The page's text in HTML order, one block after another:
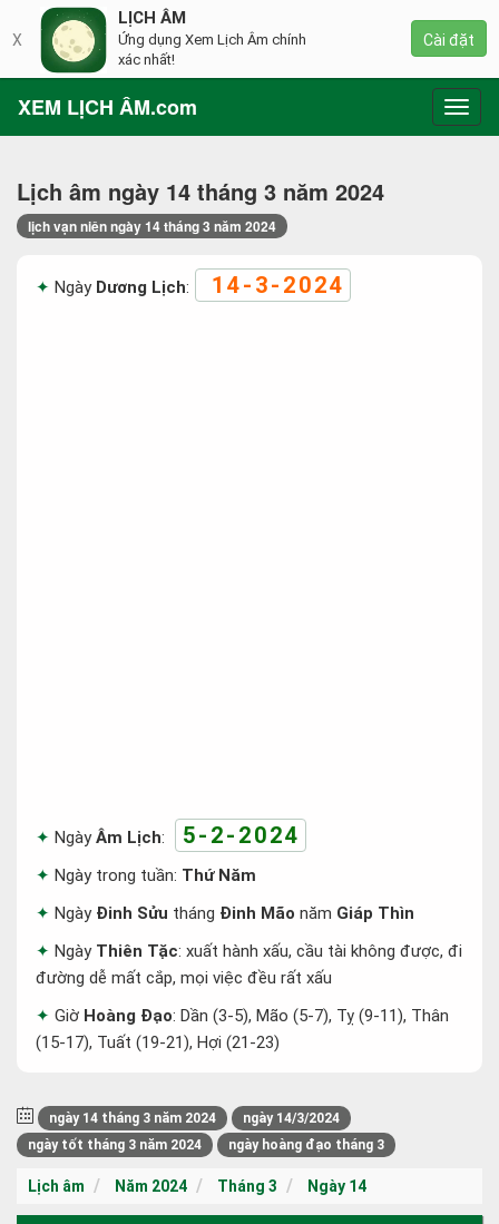
XEM LỊCH ÂM.com
Lịch âm ngày 14 tháng 3 năm 2024
lịch vạn niên ngày 14 tháng 3 năm 2024
Ngày Dương Lịch: 14-3-2024
NgàyÂm Lịch: 5-2-2024
Ngày trong tuần: Thứ Năm
Ngày Đinh Sửu tháng Đinh Mão năm Giáp Thìn
Ngày Thiên Tặc: xuất hành xấu, cầu tài không được, đi
đường dễ mất cắp, mọi việc đều rất xấu
Giờ Hoàng Đạo: Dần (3-5), Mão (5-7), Tỵ (9-11), Thân
(15-17), Tuất (19-21), Hợi (21-23)
ngày 14 tháng 3 năm 2024
ngày 14/3/2024
ngày tốt tháng 3 năm 2024
ngày hoàng đạo tháng 3
Lịch âm Năm 2024 Tháng 3 Ngày 14
X
LỊCH ÂM
Ứng dụng Xem Lịch Âm chính
xác nhất!
Cài đặt